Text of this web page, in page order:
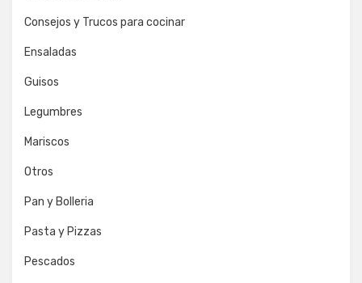
Consejos y Trucos para cocinar
Ensaladas
Guisos
Legumbres
Mariscos
Otros
Pan y Bolleria
Pasta y Pizzas
Pescados